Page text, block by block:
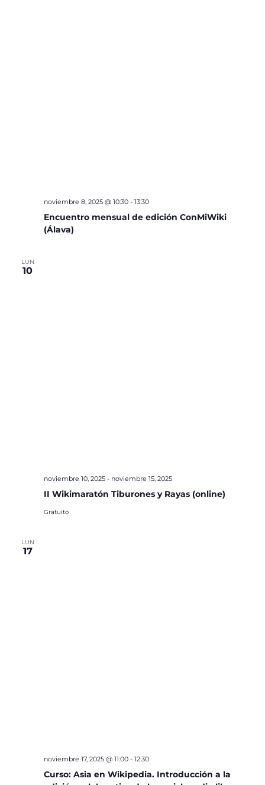
Encuentro mensual de edición ConMiWiki
(Álava)
noviembre 8, 2025 @ 10:30- 13:30
LUN
10
II Wikimaratón Tiburones y Rayas (online)
noviembre 10, 2025- noviembre 15, 2025
Gratuito
LUN
17
Curso: Asia en Wikipedia. Introducción a la
noviembre 17, 2025 @ 11:00- 12:30